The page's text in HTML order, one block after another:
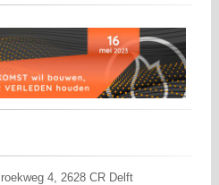
4, 2628 CR Delft